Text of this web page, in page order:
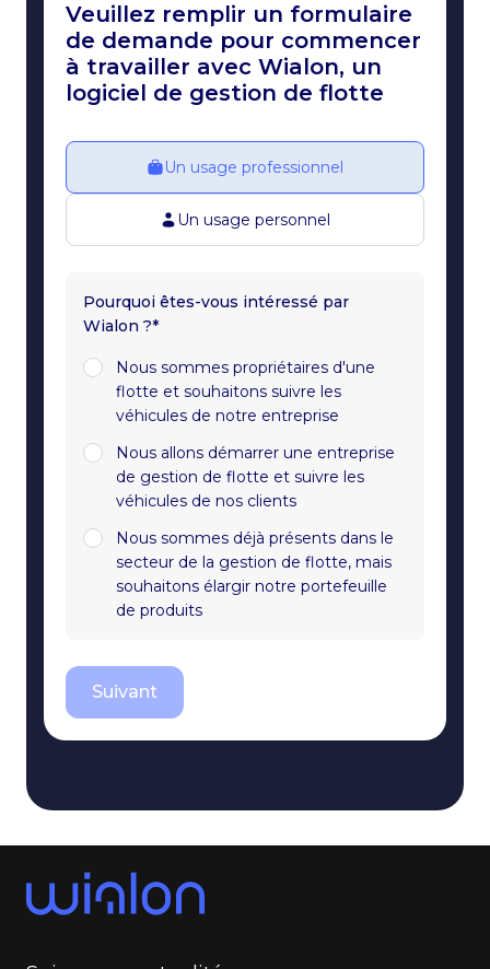
Veuillez remplir un formulaire
de demande pour commencer
à travailler avec Wialon, un
logiciel de gestion de flotte
Un usage professionnel
Un usage personnel
Pourquoi êtes-vous intéressé par
Wialon ?*
Nous sommes propriétaires d'une
flotte et souhaitons suivre les
véhicules de notre entreprise
Nous allons démarrer une entreprise
de gestion de flotte et suivre les
véhicules de nos clients
Nous sommes déjà présents dans le
secteur de la gestion de flotte, mais
souhaitons élargir notre portefeuille
de produits
Suivant